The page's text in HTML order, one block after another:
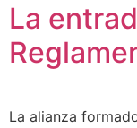
La
La alianza